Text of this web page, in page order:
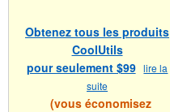
Obtenez tous les produits
CoolUtils
pour seulement $99 lire la
suite
(vous économisez